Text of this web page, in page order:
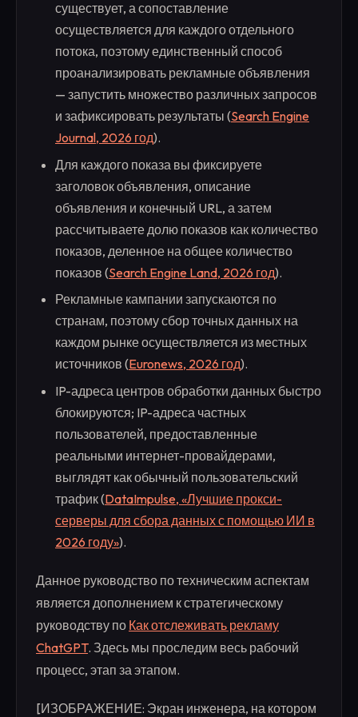
существует, а сопоставление
осуществляется для каждого отдельного
потока, поэтому единственный способ
проанализировать рекламные объявления
— запустить множество различных запросов
и зафиксировать результаты (Search Engine
Journal, 2026 год).
Для каждого показа вы фиксируете
заголовок объявления, описание
объявления и конечный URL, а затем
рассчитываете долю показов как количество
показов, деленное на общее количество
показов (Search Engine Land, 2026 год).
Рекламные кампании запускаются по
странам, поэтому сбор точных данных на
каждом рынке осуществляется из местных
источников (Euronews, 2026 год).
IP-адреса центров обработки данных быстро
блокируются; IP-адреса частных
пользователей, предоставленные
реальными интернет-провайдерами,
выглядят как обычный пользовательский
трафик (DataImpulse, «Лучшие прокси-
серверы для сбора данных с помощью ИИ в
2026 году»).
Данное руководство по техническим аспектам
является дополнением к стратегическому
руководству по Как отслеживать рекламу
ChatGPT. Здесь мы проследим весь рабочий
процесс, этап за этапом.
[ИЗОБРАЖЕНИЕ: Экран инженера, на котором